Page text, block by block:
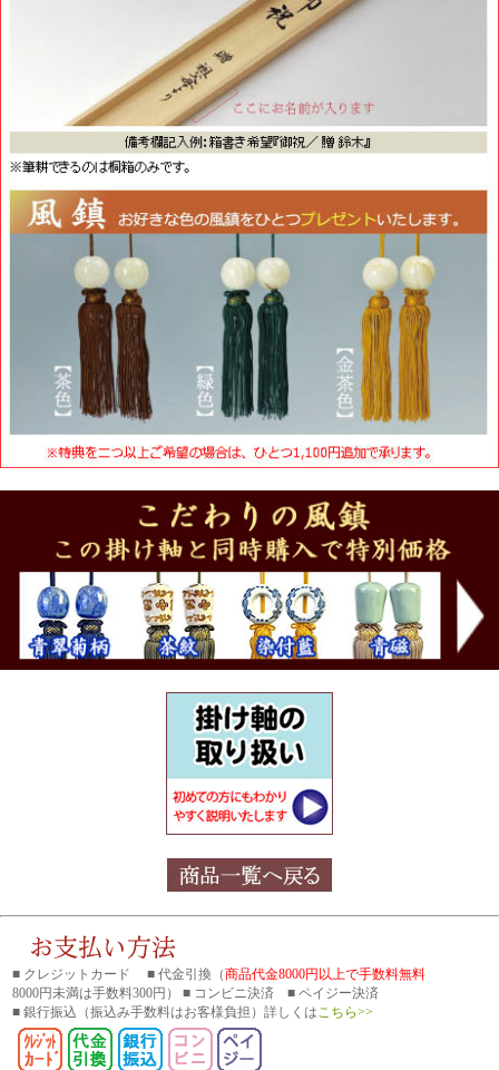
■ クレジットカード ■ 代金引換（商品代金8000円以上で手数料無料
8000円未満は手数料300円） ■ コンビニ決済 ■ ペイジー決済
■ 銀行振込 （振込み手数料はお客様負担）詳しくは こちら>>